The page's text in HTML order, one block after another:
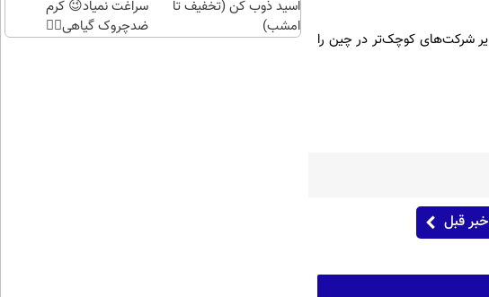
شرکت‌های کوچک‌تر در چین را
خبر قبل
اسید ذوب کن (تخفیف تا
امشب)
سراغت نمیاد😉 کرم
ضدچروک گیاهی👈🏻